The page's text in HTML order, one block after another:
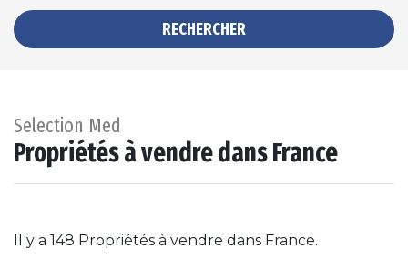
RECHERCHER
Selection Med
Propriétés à vendre dans France
Il y a 148 Propriétés à vendre dans France.